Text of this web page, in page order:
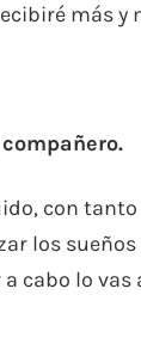
más y
con
los
cabo lo